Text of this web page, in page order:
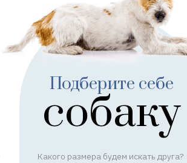
Подберите себе
собаку
Какого размера будем искать друга?